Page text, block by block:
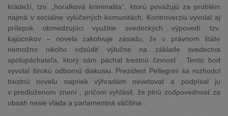
krádeží, tzv. „horalková kriminalita“, ktorú považujú za problém
najmä v sociálne vylúčených komunitách. Kontroverziu vyvolal aj
prílepok obmedzujúci využitie svedeckých výpovedí tzv.
kajúcnikov – novela zakotvuje zásadu, že v právnom štáte
nemožno nikoho odsúdiť výlučne na základe svedectva
spolupáchateľa, ktorý sám páchal trestnú činnosť . Tento bod
vyvolal širokú odbornú diskusiu. Prezident Pellegrini sa rozhodol
trestnú novelu napriek výhradám nevetovať a podpísal ju
v predloženom znení , pričom vyhlásil, že plnú zodpovednosť za
obsah nesie vláda a parlamentná väčšina .